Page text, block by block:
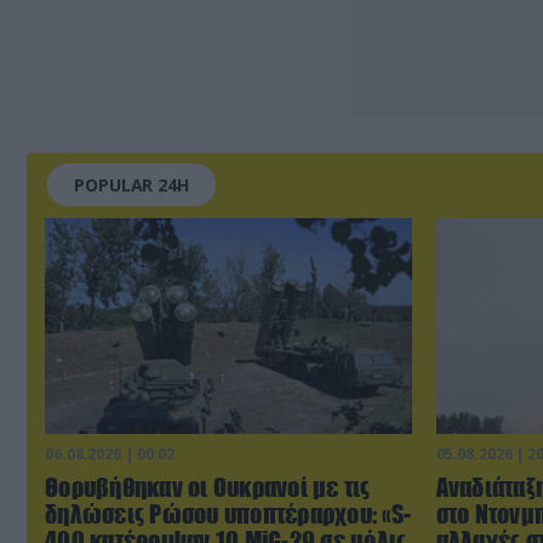
POPULAR 24H
06.08.2026 | 00:02
Θορυβήθηκαν οι Ουκρανοί με τις
δηλώσεις Ρώσου υποπτέραρχου: «S-
05.08.2026 |
στο